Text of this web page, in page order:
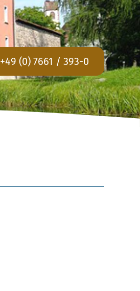
+49 (0) 7661 / 393-0